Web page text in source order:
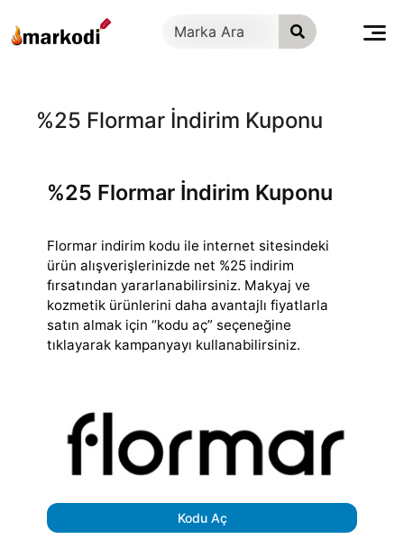
geç
%25 Flormar İndirim Kuponu
%25 Flormar İndirim Kuponu
Flormar indirim kodu ile internet sitesindeki
ürün alışverişlerinizde net %25 indirim
fırsatından yararlanabilirsiniz. Makyaj ve
kozmetik ürünlerini daha avantajlı fiyatlarla
satın almak için “kodu aç” seçeneğine
tıklayarak kampanyayı kullanabilirsiniz.
Kodu Aç